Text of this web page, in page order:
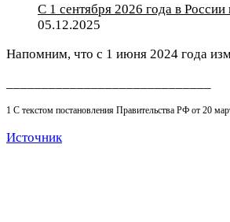
С 1 сентября 2026 года в
05.12.2025
Напомним, что с 1 июня 2024 года
1 С текстом постановления Правительства РФ от 20
Источник